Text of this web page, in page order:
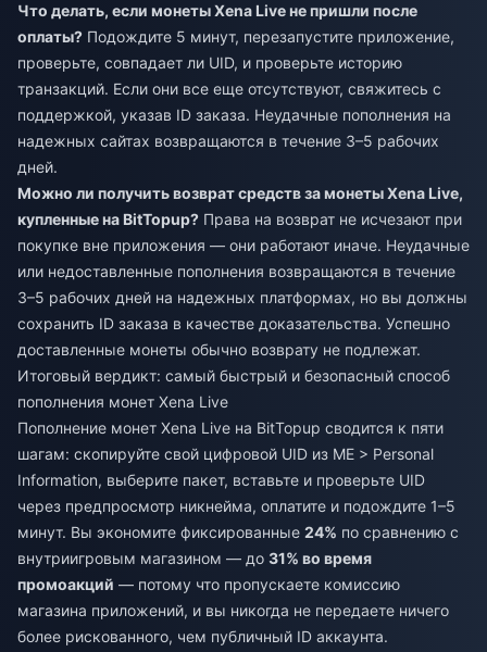
Что делать, если монеты Xena Live не пришли после
оплаты? Подождите 5 минут, перезапустите приложение,
проверьте, совпадает ли UID, и проверьте историю
транзакций. Если они все еще отсутствуют, свяжитесь с
поддержкой, указав ID заказа. Неудачные пополнения на
надежных сайтах возвращаются в течение 3–5 рабочих
дней.
Можно ли получить возврат средств за монеты Xena Live,
купленные на BitTopup? Права на возврат не исчезают при
покупке вне приложения — они работают иначе. Неудачные
или недоставленные пополнения возвращаются в течение
3–5 рабочих дней на надежных платформах, но вы должны
сохранить ID заказа в качестве доказательства. Успешно
доставленные монеты обычно возврату не подлежат.
Итоговый вердикт: самый быстрый и безопасный способ
пополнения монет Xena Live
Пополнение монет Xena Live на BitTopup сводится к пяти
шагам: скопируйте свой цифровой UID из ME > Personal
Information, выберите пакет, вставьте и проверьте UID
через предпросмотр никнейма, оплатите и подождите 1–5
минут. Вы экономите фиксированные 24% по сравнению с
внутриигровым магазином — до 31% во время
промоакций — потому что пропускаете комиссию
магазина приложений, и вы никогда не передаете ничего
более рискованного, чем публичный ID аккаунта.